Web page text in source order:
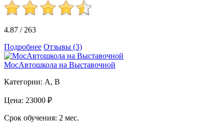
4.87 / 263
Подробнее Отзывы (3)
МосАвтошкола на Выставочной
Категории: A, B
Цена: 23000 ₽
Срок обучения: 2 мес.